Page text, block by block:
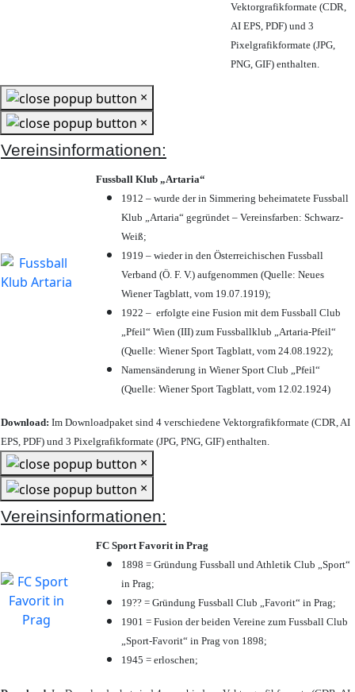
Vektorgrafikformate (CDR,
AI EPS, PDF) und 3
Pixelgrafikformate (JPG,
PNG, GIF) enthalten.
×
×
Vereinsinformationen:
Fussball Klub „Artaria“
1912 – wurde der in Simmering beheimatete Fussball
Klub „Artaria“ gegründet – Vereinsfarben: Schwarz-
Weiß;
1919 – wieder in den Österreichischen Fussball
Verband (Ö. F. V.) aufgenommen (Quelle: Neues
Wiener Tagblatt, vom 19.07.1919);
1922 – erfolgte eine Fusion mit dem Fussball Club
„Pfeil“ Wien (III) zum Fussballklub „Artaria-Pfeil“
(Quelle: Wiener Sport Tagblatt, vom 24.08.1922);
Namensänderung in Wiener Sport Club „Pfeil“
(Quelle: Wiener Sport Tagblatt, vom 12.02.1924)
Download: Im Downloadpaket sind 4 verschiedene Vektorgrafikformate (CDR, AI
EPS, PDF) und 3 Pixelgrafikformate (JPG, PNG, GIF) enthalten.
×
×
Vereinsinformationen:
FC Sport Favorit in Prag
1898 = Gründung Fussball und Athletik Club „Sport“
in Prag;
19?? = Gründung Fussball Club „Favorit“ in Prag;
1901 = Fusion der beiden Vereine zum Fussball Club
„Sport-Favorit“ in Prag von 1898;
1945 = erloschen;